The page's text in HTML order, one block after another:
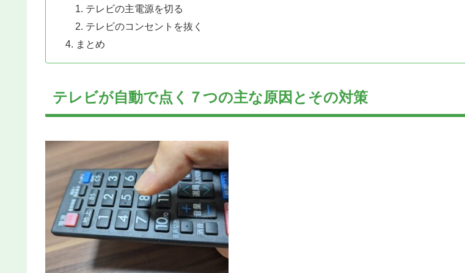
テレビの主電源を切る
テレビのコンセントを抜く
まとめ
テレビが自動で点く７つの主な原因とその対策